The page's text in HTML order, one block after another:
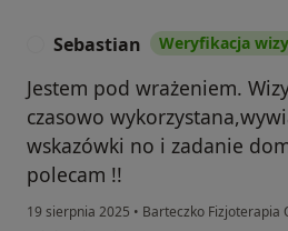
Sebastian Weryfikacja
Jestem pod wrażeniem.
czasowo
wskazówki no i zadanie
polecam !!
19 sierpnia 2025 • Barteczko Fizjoterapia